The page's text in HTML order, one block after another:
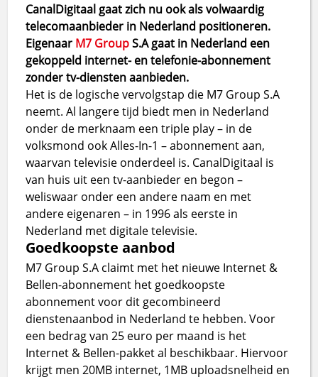
CanalDigitaal gaat zich nu ook als volwaardig
telecomaanbieder in Nederland positioneren.
Eigenaar M7 GroupS.A gaat in Nederland een
gekoppeld internet- en telefonie-abonnement
zonder tv-diensten aanbieden.
Het is de logische vervolgstap die M7 Group S.A
neemt. Al langere tijd biedt men in Nederland
onder de merknaam een triple play – in de
volksmond ook Alles-In-1 – abonnement aan,
waarvan televisie onderdeel is. CanalDigitaal is
van huis uit een tv-aanbieder en begon –
weliswaar onder een andere naam en met
andere eigenaren – in 1996 als eerste in
Nederland met digitale televisie.
Goedkoopste aanbod
M7 Group S.A claimt met het nieuwe Internet &
Bellen-abonnement het goedkoopste
abonnement voor dit gecombineerd
dienstenaanbod in Nederland te hebben. Voor
een bedrag van 25 euro per maand is het
Internet & Bellen-pakket al beschikbaar. Hiervoor
krijgt men 20MB internet, 1MB uploadsnelheid en